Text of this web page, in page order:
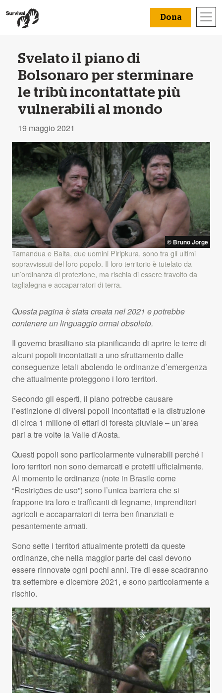
Dona
Svelato il piano di
Bolsonaro per sterminare
le tribù incontattate più
vulnerabili al mondo
19 maggio 2021
© Bruno Jorge
Tamandua e Baita, due uomini Piripkura, sono tra gli ultimi
sopravvissuti del loro popolo. Il loro territorio è tutelato da
un’ordinanza di protezione, ma rischia di essere travolto da
taglialegna e accaparratori di terra.
Questa pagina è stata creata nel 2021 e potrebbe
contenere un linguaggio ormai obsoleto.
Il governo brasiliano sta pianificando di aprire le terre di
alcuni popoli incontattati a uno sfruttamento dalle
conseguenze letali abolendo le ordinanze d’emergenza
che attualmente proteggono i loro territori.
Secondo gli esperti, il piano potrebbe causare
l’estinzione di diversi popoli incontattati e la distruzione
di circa 1 milione di ettari di foresta pluviale – un’area
pari a tre volte la Valle d’Aosta.
Questi popoli sono particolarmente vulnerabili perché i
loro territori non sono demarcati e protetti ufficialmente.
Al momento le ordinanze (note in Brasile come
“Restrições de uso”) sono l’unica barriera che si
frappone tra loro e trafficanti di legname, imprenditori
agricoli e accaparratori di terra ben finanziati e
pesantemente armati.
Sono sette i territori attualmente protetti da queste
ordinanze, che nella maggior parte dei casi devono
essere rinnovate ogni pochi anni. Tre di esse scadranno
tra settembre e dicembre 2021, e sono particolarmente a
rischio.